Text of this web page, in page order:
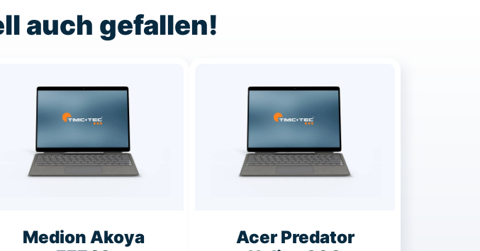
auch gefallen!
Medion Akoya
Acer Predator